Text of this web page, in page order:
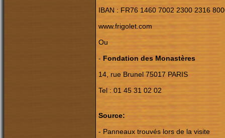
IBAN : FR76 1460 7002 2300 2316
www.frigolet.com
Ou
- Fondation des Monastères
14, rue Brunel 75017 PARIS
Tel : 01 45 31 02 02
Source:
- Panneaux trouvés lors de la visite